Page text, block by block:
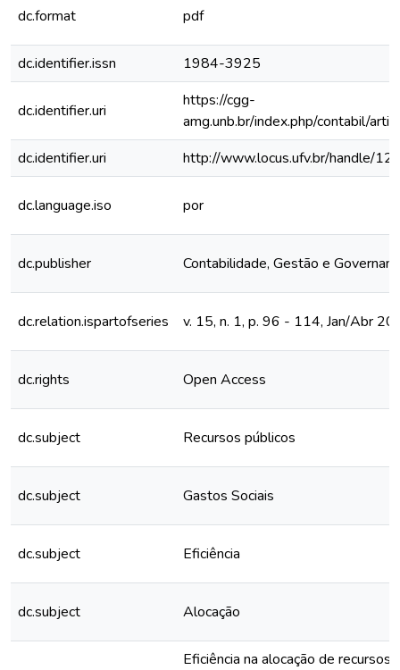
dc.format pdf
dc.identifier.issn 1984-3925
dc.identifier.uri
https://cgg-
amg.unb.br/index.php/contabil/
dc.identifier.uri
http://www.locus.ufv.br/handle/
dc.language.iso por
dc.publisher Contabilidade, Gestão e
dc.relation.ispartofseries v. 15, n. 1, p. 96 - 114, Jan/Abr
dc.rights Open Access
dc.subject Recursos públicos
dc.subject Gastos Sociais
dc.subject Eficiência
dc.subject Alocação
Eficiência na alocação de recursos